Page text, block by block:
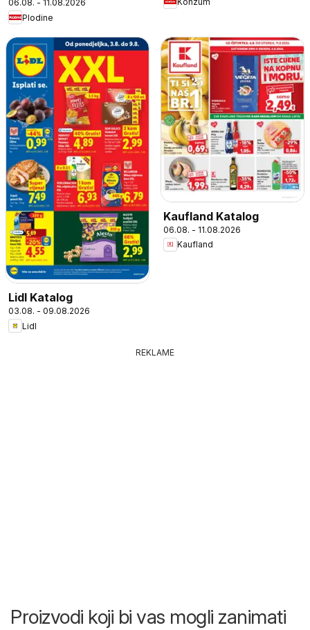
06.08. - 11.08.2026
Plodine
Lidl Katalog
03.08. - 09.08.2026
Lidl
Kaufland Katalog
06.08. - 11.08.2026
Kaufland
REKLAME
Proizvodi koji bi vas mogli zanimati